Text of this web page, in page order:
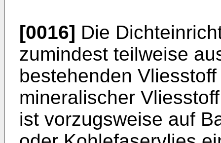
[0016] Die
zumindest teilweise
bestehenden
mineralischer
ist vorzugsweise auf